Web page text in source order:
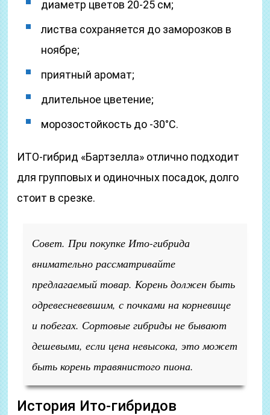
диаметр цветов 20-25 см;
листва сохраняется до заморозков в
ноябре;
приятный аромат;
длительное цветение;
морозостойкость до -30°C.
ИТО-гибрид «Бартзелла» отлично подходит
для групповых и одиночных посадок, долго
стоит в срезке.
Совет. При покупке Ито-гибрида
внимательно рассматривайте
предлагаемый товар. Корень должен быть
одревесневевшим, с почками на корневище
и побегах. Сортовые гибриды не бывают
дешевыми, если цена невысока, это может
быть корень травянистого пиона.
История Ито-гибридов